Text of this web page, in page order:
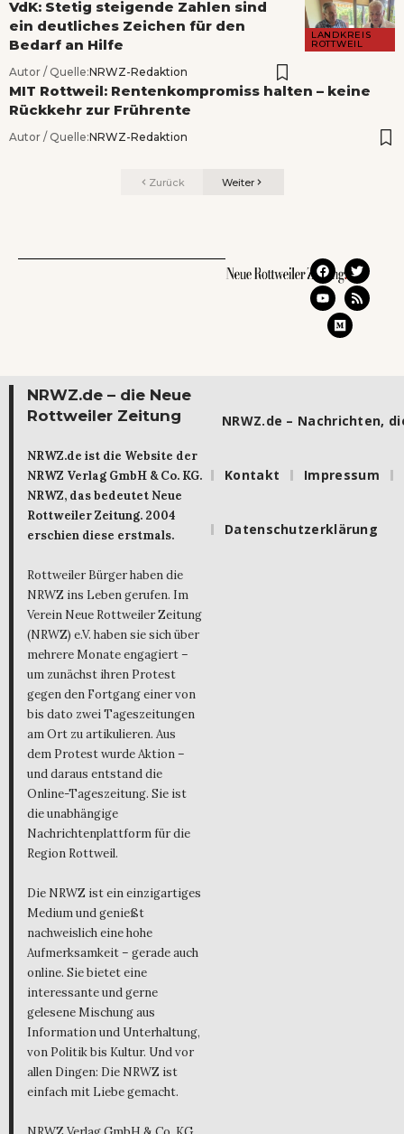
LANDKREIS
ROTTWEIL
VdK: Stetig steigende Zahlen sind
ein deutliches Zeichen für den
Bedarf an Hilfe
Autor / Quelle:NRWZ-Redaktion
MIT Rottweil: Rentenkompromiss halten – keine
Rückkehr zur Frührente
Autor / Quelle:NRWZ-Redaktion
Zurück Weiter
NRWZ.de – die Neue
Rottweiler Zeitung
NRWZ.de ist die Website der
NRWZ Verlag GmbH & Co. KG.
NRWZ, das bedeutet Neue
Rottweiler Zeitung. 2004
erschien diese erstmals.
Rottweiler Bürger haben die
NRWZ ins Leben gerufen. Im
Verein Neue Rottweiler Zeitung
(NRWZ) e.V. haben sie sich über
mehrere Monate engagiert –
um zunächst ihren Protest
gegen den Fortgang einer von
bis dato zwei Tageszeitungen
am Ort zu artikulieren. Aus
dem Protest wurde Aktion –
und daraus entstand die
Online-Tageszeitung. Sie ist
die unabhängige
Nachrichtenplattform für die
Region Rottweil.
Die NRWZ ist ein einzigartiges
Medium und genießt
nachweislich eine hohe
Aufmerksamkeit – gerade auch
online. Sie bietet eine
interessante und gerne
gelesene Mischung aus
Information und Unterhaltung,
von Politik bis Kultur. Und vor
allen Dingen: Die NRWZ ist
einfach mit Liebe gemacht.
NRWZ.de – Nachrichten,
Kontakt Impressum
Datenschutzerklärung